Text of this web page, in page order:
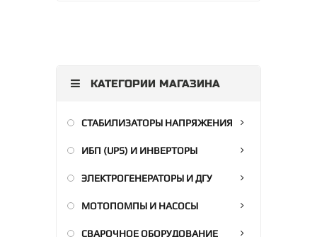
КАТЕГОРИИ МАГАЗИНА
СТАБИЛИЗАТОРЫ НАПРЯЖЕНИЯ
ИБП (UPS) И ИНВЕРТОРЫ
ЭЛЕКТРОГЕНЕРАТОРЫ И ДГУ
МОТОПОМПЫ И НАСОСЫ
СВАРОЧНОЕ ОБОРУДОВАНИЕ